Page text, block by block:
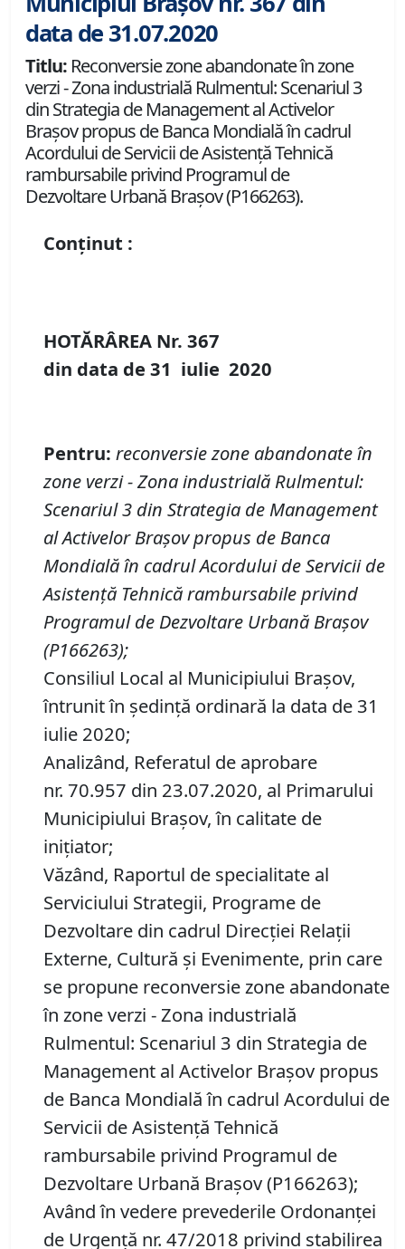
data de 31.07.2020
Titlu: Reconversie zone abandonate în zone
verzi - Zona industrială Rulmentul: Scenariul 3
din Strategia de Management al Activelor
Brașov propus de Banca Mondială în cadrul
Acordului de Servicii de Asistență Tehnică
rambursabile privind Programul de
Dezvoltare Urbană Brașov (P166263).
Conținut :
HOTĂRÂREA Nr. 367
din data de 31 iulie 2020
Pentru: reconversie zone abandonate în
zone verzi-Zona industrială Rulmentul:
Scenariul 3 din Strategia de Management
al Activelor Brașov propus de Banca
Mondială în cadrul Acordului de Servicii de
Asistență Tehnică rambursabile privind
Programul de Dezvoltare Urbană Brașov
(P166263);
Consiliul Local al Municipiului Brașov,
întrunit în ședință ordinară la data de 31
iulie 2020;
Analizând, Referatul de aprobare
nr. 70.957 din 23.07.2020, al Primarului
Municipiului Braşov, în calitate de
inițiator;
Văzând, Raportul de specialitate al
Serviciului Strategii, Programe de
Dezvoltare din cadrul Direcţiei Relaţii
Externe, Cultură şi Evenimente, prin care
se propune reconversie zone abandonate
în zone verzi - Zona industrială
Rulmentul: Scenariul 3 din Strategia de
Management al Activelor Brașov propus
de Banca Mondială în cadrul Acordului de
Servicii de Asistență Tehnică
rambursabile privind Programul de
Dezvoltare Urbană Brașov (P166263);
Având în vedere prevederile Ordonanței
de Urgență nr. 47/2018 privind stabilirea